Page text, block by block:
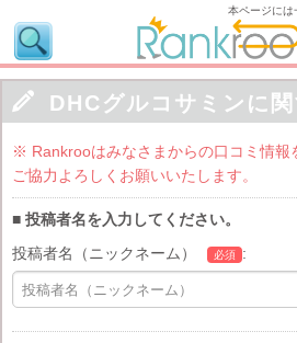
 DHCグルコサミンに関
※ Rankrooはみなさまからの口コミ情報
ご協力よろしくお願いいたします。
■ 投稿者名を入力してください。
投稿者名（ニックネーム）
必須 :
本ページには